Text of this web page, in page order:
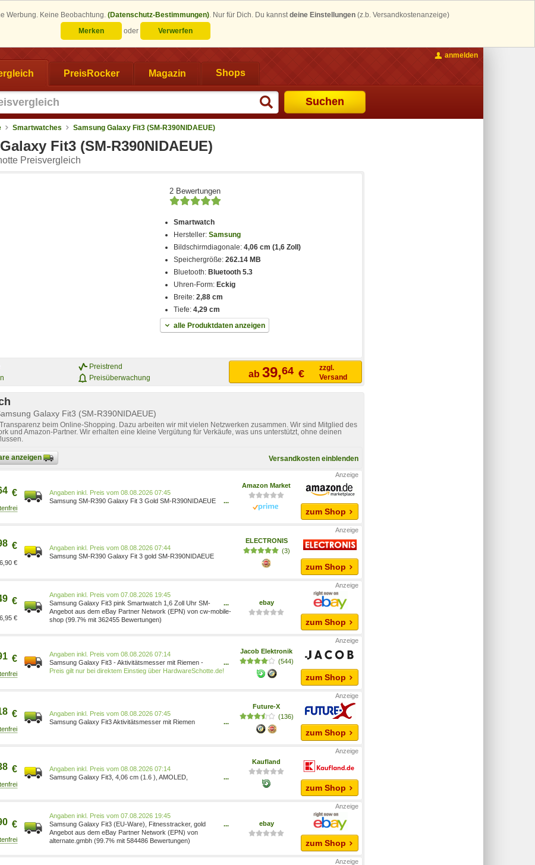
Werbung. Keine Beobachtung. (Datenschutz-Bestimmungen). Nur für Dich. Du kannstdeine Einstellungen (z.b. Versandkostenanzeige)
Merken
oder Verwerfen
PreisRocker Magazin Shops
Suchen
anmelden
Smartwatches Samsung Galaxy Fit3 (SM-R390NIDAEUE)
Fit3 (SM-R390NIDAEUE)
Preisvergleich
2 Bewertungen
Smartwatch
Hersteller:Samsung
Bildschirmdiagonale:4,06 cm (1,6 Zoll)
Speichergröße:262.14 MB
Bluetooth: Bluetooth 5.3
Uhren-Form: Eckig
Breite:2,88 cm
Tiefe:4,29 cm
alle Produktdaten anzeigen
Preistrend
Preisüberwachung
ab 39,64 €
zzgl.
Versand
Galaxy Fit3 (SM-R390NIDAEUE)
beim Online-Shopping. Dazu arbeiten wir mit vielen Netzwerken zusammen. Wir sind Mitglied des
und Amazon-Partner. Wir erhalten eine kleine Vergütung für Verkäufe, was uns unterstützt, ohne deinen
anzeigen Versandkosten einblenden
€
Preis vom 08.08.2026 07:45
Samsung SM-R390 Galaxy Fit 3 Gold SM-R390NIDAEUE
...
Amazon Market
zum Shop
€
6,90 €
Preis vom 08.08.2026 07:44
Samsung SM-R390 Galaxy Fit 3 gold SM-R390NIDAEUE
ELECTRONIS
(3)
zum Shop
€
6,95 €
Preis vom 07.08.2026 19:45
Samsung Galaxy Fit3 pink Smartwatch 1,6 Zoll Uhr SM-
R390NIDAEUE
...
Angebot aus dem eBay Partner Network (EPN) von cw-mobile-
shop (99.7% mit 362455 Bewertungen)
ebay
zum Shop
€
Preis vom 08.08.2026 07:14
Samsung Galaxy Fit3 - Aktivitätsmesser mit Riemen -
Anzeige 4cm (1,6 ) - 256MB - Bluetooth - 36,8 g - rosa
...
Preis gilt nur bei direktem Einstieg über HardwareSchotte.de!
Jacob Elektronik
(544)
zum Shop
€
Preis vom 08.08.2026 07:45
Samsung Galaxy Fit3 Aktivitätsmesser mit Riemen
...
Future-X
(136)
zum Shop
€
Preis vom 08.08.2026 07:14
Samsung Galaxy Fit3, 4,06 cm (1.6 ), AMOLED,
...
Kaufland
zum Shop
€
Preis vom 07.08.2026 19:45
Samsung Galaxy Fit3 (EU-Ware), Fitnesstracker, gold
SM-R390NIDAEUE
...
Angebot aus dem eBay Partner Network (EPN) von
alternate.gmbh (99.7% mit 584486 Bewertungen)
ebay
zum Shop